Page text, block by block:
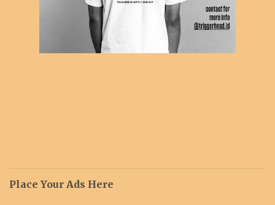
Place Your Ads Here